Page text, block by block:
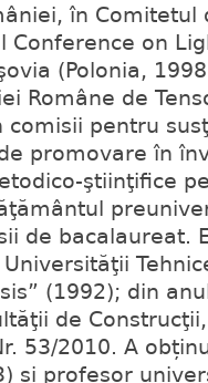
în Comitetul
Conference on
(Polonia,
Române de
comisii pentru
promovare în
ştiinţifice
de bacalaureat.
(1992); din
de
53/2010. A
și profesor